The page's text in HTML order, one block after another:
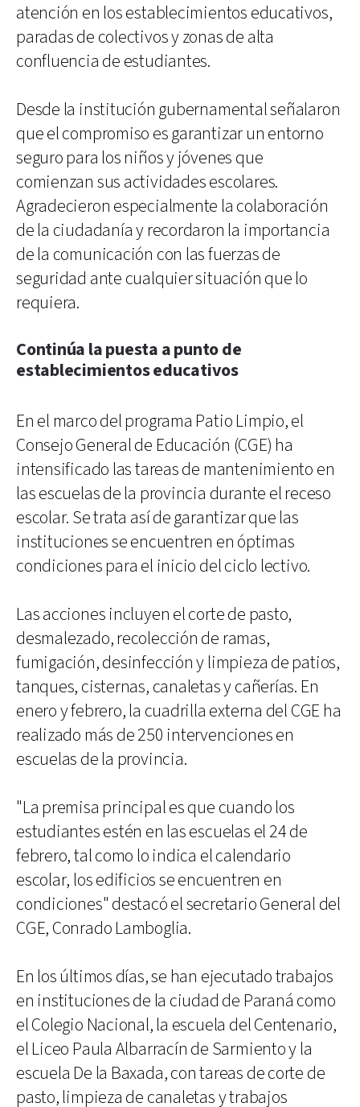
atención en los establecimientos educativos,
paradas de colectivos y zonas de alta
confluencia de estudiantes.
Desde la institución gubernamental señalaron
que el compromiso es garantizar un entorno
seguro para los niños y jóvenes que
comienzan sus actividades escolares.
Agradecieron especialmente la colaboración
de la ciudadanía y recordaron la importancia
de la comunicación con las fuerzas de
seguridad ante cualquier situación que lo
requiera.
Continúa la puesta a punto de
establecimientos educativos
En el marco del programa Patio Limpio, el
Consejo General de Educación (CGE) ha
intensificado las tareas de mantenimiento en
las escuelas de la provincia durante el receso
escolar. Se trata así de garantizar que las
instituciones se encuentren en óptimas
condiciones para el inicio del ciclo lectivo.
Las acciones incluyen el corte de pasto,
desmalezado, recolección de ramas,
fumigación, desinfección y limpieza de patios,
tanques, cisternas, canaletas y cañerías. En
enero y febrero, la cuadrilla externa del CGE ha
realizado más de 250 intervenciones en
escuelas de la provincia.
"La premisa principal es que cuando los
estudiantes estén en las escuelas el 24 de
febrero, tal como lo indica el calendario
escolar, los edificios se encuentren en
condiciones" destacó el secretario General del
CGE, Conrado Lamboglia.
En los últimos días, se han ejecutado trabajos
en instituciones de la ciudad de Paraná como
el Colegio Nacional, la escuela del Centenario,
el Liceo Paula Albarracín de Sarmiento y la
escuela De la Baxada, con tareas de corte de
pasto, limpieza de canaletas y trabajos